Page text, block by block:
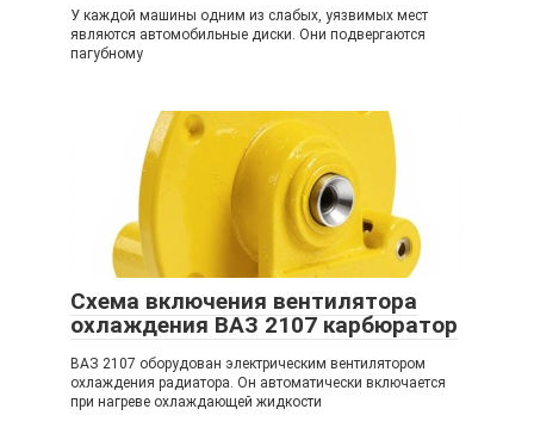
У каждой машины одним из слабых, уязвимых мест
являются автомобильные диски. Они подвергаются
пагубному
Схема включения вентилятора
охлаждения ВАЗ 2107 карбюратор
ВАЗ 2107 оборудован электрическим вентилятором
охлаждения радиатора. Он автоматически включается
при нагреве охлаждающей жидкости